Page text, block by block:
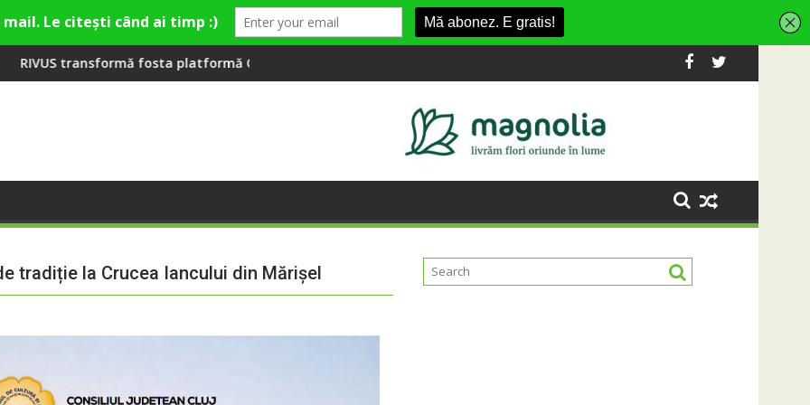
VillageCarbochim într-un nou centru cultural și de divertisment din Cluj-Napoca
Când luna devine o întrebare SportinCluj: Cine este fotbalistul cu
tradiție la Crucea Iancului din Mărișel